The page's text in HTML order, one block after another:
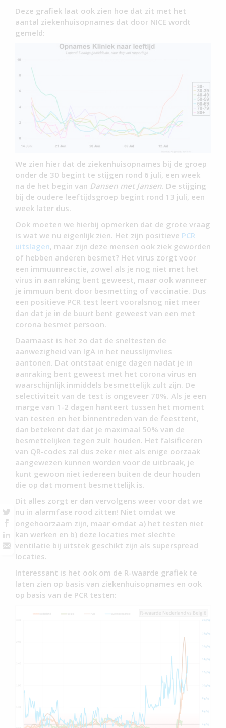
Deze grafiek laat ook zien hoe dat zit met het
aantal ziekenhuisopnames dat door NICE wordt
gemeld:
We zien hier dat de ziekenhuisopnames bij de groep
onder de 30 begint te stijgen rond 6 juli, een week
na de het begin van Dansen met Jansen. De stijging
bij de oudere leeftijdsgroep begint rond 13 juli, een
week later dus.
Ook moeten we hierbij opmerken dat de grote vraag
is wat we nu eigenlijk zien. Het zijn positieve PCR
uitslagen, maar zijn deze mensen ook ziek geworden
of hebben anderen besmet? Het virus zorgt voor
een immuunreactie, zowel als je nog niet met het
virus in aanraking bent geweest, maar ook wanneer
je immuun bent door besmetting of vaccinatie. Dus
een positieve PCR test leert vooralsnog niet meer
dan dat je in de buurt bent geweest van een met
corona besmet persoon.
Daarnaast is het zo dat de sneltesten de
aanwezigheid van IgA in het neusslijmvlies
aantonen. Dat ontstaat enige dagen nadat je in
aanraking bent geweest met het corona virus en
waarschijnlijk inmiddels besmettelijk zult zijn. De
selectiviteit van de test is ongeveer 70%. Als je een
marge van 1-2 dagen hanteert tussen het moment
van testen en het binnentreden van de feesttent,
dan betekent dat dat je maximaal 50% van de
besmettelijken tegen zult houden. Het falsificeren
van QR-codes zal dus zeker niet als enige oorzaak
aangewezen kunnen worden voor de uitbraak, je
kunt gewoon niet iedereen buiten de deur houden
die op dat moment besmettelijk is.
Dit alles zorgt er dan vervolgens weer voor dat we
nu in alarmfase rood zitten! Niet omdat we
ongehoorzaam zijn, maar omdat a) het testen niet
kan werken en b) deze locaties met slechte
ventilatie bij uitstek geschikt zijn als superspread
locaties.
Interessant is het ook om de R-waarde grafiek te
laten zien op basis van ziekenhuisopnames en ook
op basis van de PCR testen: